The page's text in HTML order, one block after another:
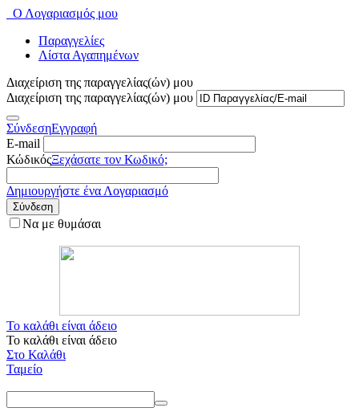
Ο Λογαριασμός μου
Παραγγελίες
Λίστα Αγαπημένων
Διαχείριση της παραγγελίας(ών) μου
Διαχείριση της παραγγελίας(ών) μου
ΣύνδεσηΕγγραφή
E-mail
ΚώδικόςΞεχάσατε τον Κωδικό;
Δημιουργήστε ένα Λογαριασμό
Σύνδεση
Να με θυμάσαι
Το καλάθι είναι άδειο
Το καλάθι είναι άδειο
Στο Καλάθι
Ταμείο